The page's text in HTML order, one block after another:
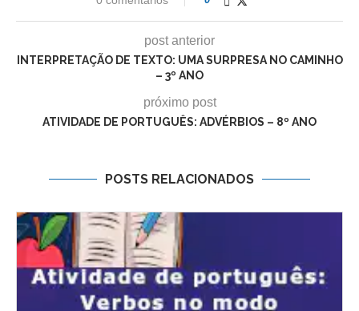
post anterior
INTERPRETAÇÃO DE TEXTO: UMA SURPRESA NO CAMINHO
– 3º ANO
próximo post
ATIVIDADE DE PORTUGUÊS: ADVÉRBIOS – 8º ANO
POSTS RELACIONADOS